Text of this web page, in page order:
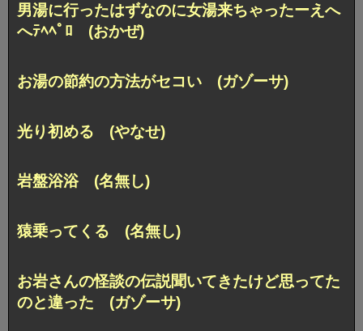
男湯に行ったはずなのに女湯来ちゃったーえへ
へﾃﾍﾍﾟﾛ (おかぜ)
お湯の節約の方法がセコい (ガゾーサ)
光り初める (やなせ)
岩盤浴浴 (名無し)
猿乗ってくる (名無し)
お岩さんの怪談の伝説聞いてきたけど思ってた
のと違った (ガゾーサ)